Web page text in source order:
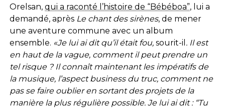
Orelsan, qui a raconté l’histoire de “Bébéboa”, lui a
demandé, après Le chant des sirènes, de mener
une aventure commune avec un album
ensemble. «Je lui ai dit qu’il était fou, sourit-il . Il est
en haut de la vague, comment il peut prendre un
tel risque ? Il connaît maintenant les impératifs de
la musique, l’aspect business du truc, comment ne
pas se faire oublier en sortant des projets de la
manière la plus régulière possible. Je lui ai dit : “Tu